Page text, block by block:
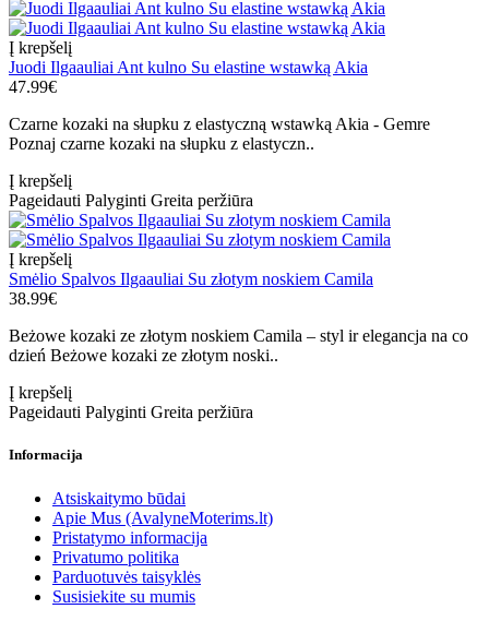
Į krepšelį
Juodi Ilgaauliai Ant kulno Su elastine wstawką Akia
47.99€
Czarne kozaki na słupku z elastyczną wstawką Akia - Gemre
Poznaj czarne kozaki na słupku z elastyczn..
Į krepšelį
Pageidauti Palyginti Greita peržiūra
Į krepšelį
Smėlio Spalvos Ilgaauliai Su złotym noskiem Camila
38.99€
Beżowe kozaki ze złotym noskiem Camila – styl ir elegancja na co
dzień Beżowe kozaki ze złotym noski..
Į krepšelį
Pageidauti Palyginti Greita peržiūra
Informacija
Atsiskaitymo būdai
Apie Mus (AvalyneMoterims.lt)
Pristatymo informacija
Privatumo politika
Parduotuvės taisyklės
Susisiekite su mumis